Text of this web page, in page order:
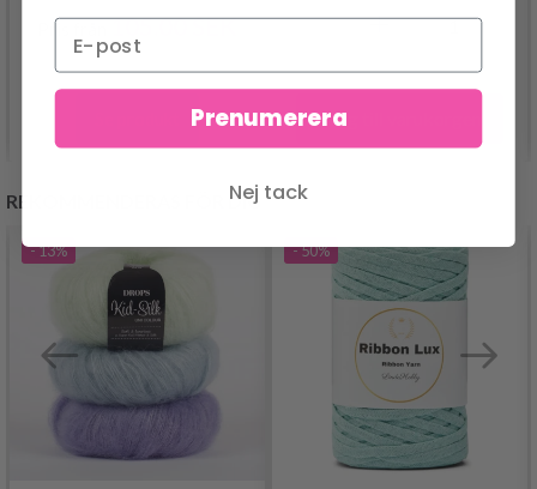
Pris från 105.00 SEK
149.01 SEK
Lägg till varukorgen
REKOMMENDERAS FÖR DIG
- 13% - 50%
Prenumerera
Nej tack